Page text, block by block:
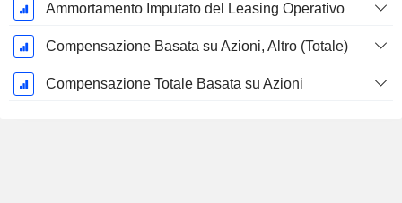
Ammortamento Imputato del Leasing Operativo
Compensazione Basata su Azioni, Altro (Totale)
Compensazione Totale Basata su Azioni